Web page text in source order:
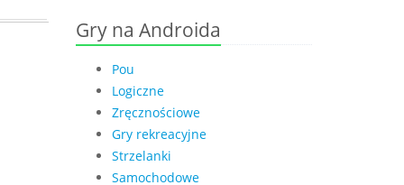
Gry na Androida
Pou
Logiczne
Zręcznościowe
Gry rekreacyjne
Strzelanki
Samochodowe